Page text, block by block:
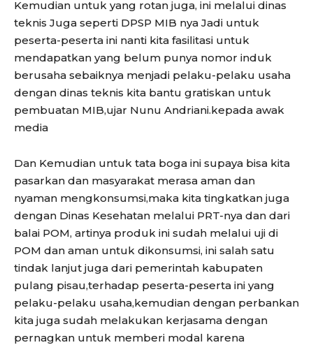
Kemudian untuk yang rotan juga, ini melalui dinas
teknis Juga seperti DPSP MIB nya Jadi untuk
peserta-peserta ini nanti kita fasilitasi untuk
mendapatkan yang belum punya nomor induk
berusaha sebaiknya menjadi pelaku-pelaku usaha
dengan dinas teknis kita bantu gratiskan untuk
pembuatan MIB,ujar Nunu Andriani.kepada awak
media
Dan Kemudian untuk tata boga ini supaya bisa kita
pasarkan dan masyarakat merasa aman dan
nyaman mengkonsumsi,maka kita tingkatkan juga
dengan Dinas Kesehatan melalui PRT-nya dan dari
balai POM, artinya produk ini sudah melalui uji di
POM dan aman untuk dikonsumsi, ini salah satu
tindak lanjut juga dari pemerintah kabupaten
pulang pisau,terhadap peserta-peserta ini yang
pelaku-pelaku usaha,kemudian dengan perbankan
kita juga sudah melakukan kerjasama dengan
pernagkan untuk memberi modal karena